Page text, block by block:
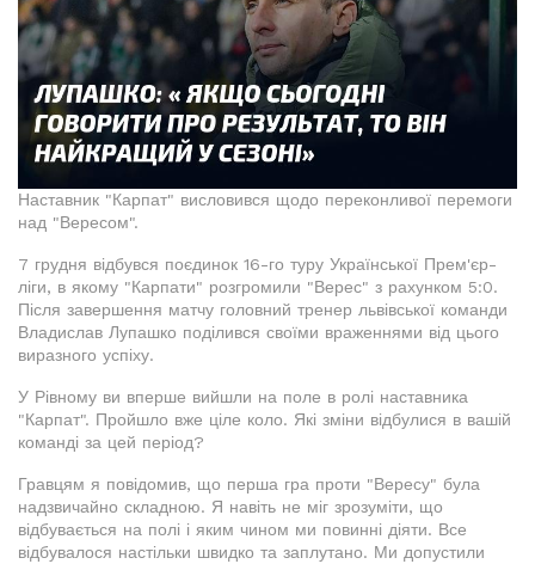
Наставник "Карпат" висловився щодо переконливої перемоги
над "Вересом".
7 грудня відбувся поєдинок 16-го туру Української Прем'єр-
ліги, в якому "Карпати" розгромили "Верес" з рахунком 5:0.
Після завершення матчу головний тренер львівської команди
Владислав Лупашко поділився своїми враженнями від цього
виразного успіху.
У Рівному ви вперше вийшли на поле в ролі наставника
"Карпат". Пройшло вже ціле коло. Які зміни відбулися в вашій
команді за цей період?
Гравцям я повідомив, що перша гра проти "Вересу" була
надзвичайно складною. Я навіть не міг зрозуміти, що
відбувається на полі і яким чином ми повинні діяти. Все
відбувалося настільки швидко та заплутано. Ми допустили